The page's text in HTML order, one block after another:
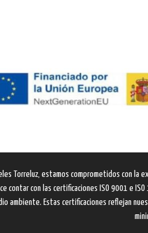
Torreluz, estamos comprometidos con la
contar con las certificaciones ISO 9001 e
ambiente. Estas certificaciones reflejan